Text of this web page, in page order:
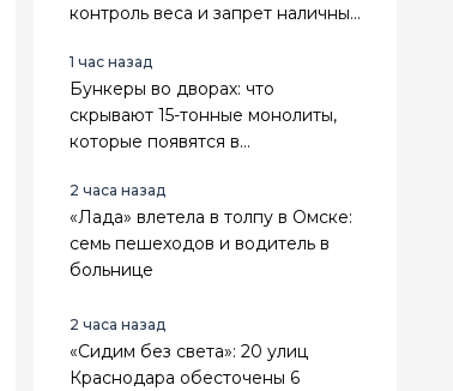
контроль веса и запрет наличных
1 час назад
Бункеры во дворах: что
скрывают 15-тонные монолиты,
которые появятся в
2 часа назад
«Лада» влетела в толпу в Омске:
семь пешеходов и водитель в
больнице
2 часа назад
«Сидим без света»: 20 улиц
Краснодара обесточены 6